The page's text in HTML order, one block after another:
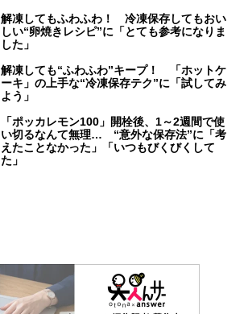
解凍してもふわふわ！ 冷凍保存してもおい
しい“卵焼きレシピ”に「とても参考になりま
した」
解凍しても“ふわふわ”キープ！ 「ホットケ
ーキ」の上手な“冷凍保存テク”に「試してみ
よう」
「ポッカレモン100」開栓後、1～2週間で使
い切るなんて無理… “意外な保存法”に「考
えたことなかった」「いつもびくびくして
た」